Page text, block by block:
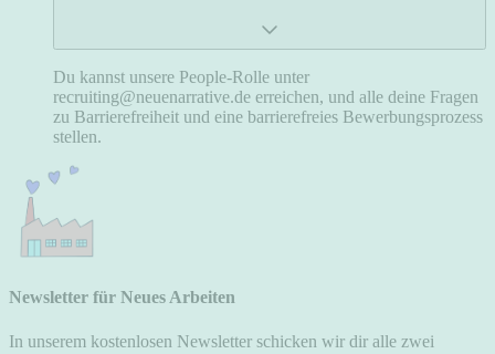
Du kannst unsere People-Rolle unter
recruiting@neuenarrative.de erreichen, und alle deine Fragen
zu Barrierefreiheit und eine barrierefreies Bewerbungsprozess
stellen.
Newsletter für Neues Arbeiten
In unserem kostenlosen Newsletter schicken wir dir alle zwei